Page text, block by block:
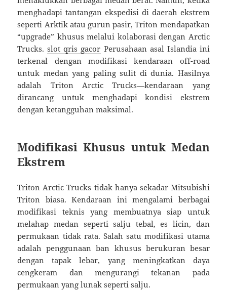
menghadapi tantangan ekspedisi di daerah ekstrem
seperti Arktik atau gurun pasir, Triton mendapatkan
“upgrade” khusus melalui kolaborasi dengan Arctic
Trucks.slot qris gacor Perusahaan asal Islandia ini
terkenal dengan modifikasi kendaraan off-road
untuk medan yang paling sulit di dunia. Hasilnya
adalah Triton Arctic Trucks—kendaraan yang
dirancang untuk menghadapi kondisi ekstrem
dengan ketangguhan maksimal.
Modifikasi Khusus untuk Medan
Ekstrem
Triton Arctic Trucks tidak hanya sekadar Mitsubishi
Triton biasa. Kendaraan ini mengalami berbagai
modifikasi teknis yang membuatnya siap untuk
melahap medan seperti salju tebal, es licin, dan
permukaan tidak rata. Salah satu modifikasi utama
adalah penggunaan ban khusus berukuran besar
dengan tapak lebar, yang meningkatkan daya
cengkeram dan mengurangi tekanan pada
permukaan yang lunak seperti salju.